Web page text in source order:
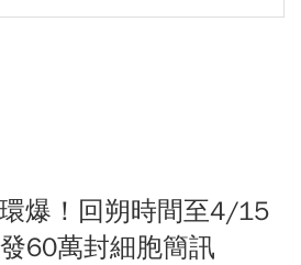
爆！回朔時間至4/15
60萬封細胞簡訊